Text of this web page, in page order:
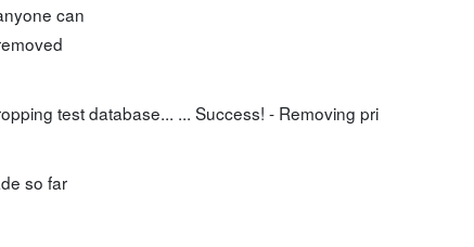
can
test database... ... Success! - Removing pri
so far